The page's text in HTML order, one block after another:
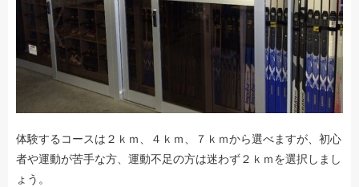
体験するコースは２ｋｍ、４ｋｍ、７ｋｍから選べますが、初心
者や運動が苦手な方、運動不足の方は迷わず２ｋｍを選択しまし
ょう。